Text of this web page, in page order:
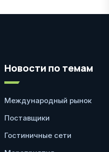
Новости по темам
Международный рынок
Поставщики
Гостиничные сети